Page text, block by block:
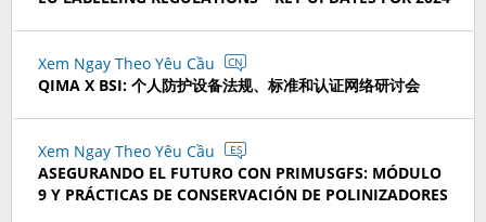
Xem Ngay Theo Yêu Cầu CN
QIMA X BSI: 个人防护设备法规、标准和认证网络研讨会
Xem Ngay Theo Yêu Cầu ES
ASEGURANDO EL FUTURO CON PRIMUSGFS: MÓDULO
9 Y PRÁCTICAS DE CONSERVACIÓN DE POLINIZADORES